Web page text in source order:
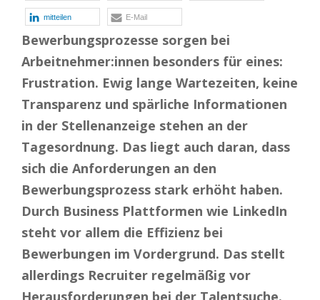
mitteilen E-Mail
Bewerbungsprozesse sorgen bei
Arbeitnehmer:innen besonders für eines:
Frustration. Ewig lange Wartezeiten, keine
Transparenz und spärliche Informationen
in der Stellenanzeige stehen an der
Tagesordnung. Das liegt auch daran, dass
sich die Anforderungen an den
Bewerbungsprozess stark erhöht haben.
Durch Business Plattformen wie LinkedIn
steht vor allem die Effizienz bei
Bewerbungen im Vordergrund. Das stellt
allerdings Recruiter regelmäßig vor
Herausforderungen bei der Talentsuche.